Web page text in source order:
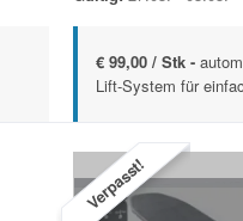
€ 99,00 / Stk -
Lift-System für
Verpasst!